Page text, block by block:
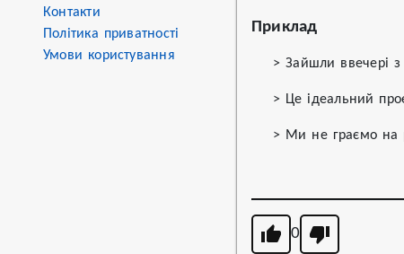
Контакти
Політика приватності
Умови користування
Приклад
> Зайшли ввечері
> Це ідеальний
> Ми не граємо на
0